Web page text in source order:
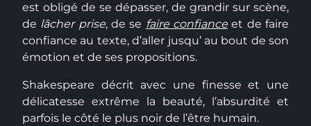
est obligé de se dépasser, de grandir sur scène,
de lâcher prise, de se faire confiance et de faire
confiance au texte, d’aller jusqu’ au bout de son
émotion et de ses propositions.
Shakespeare décrit avec une finesse et une
délicatesse extrême la beauté, l’absurdité et
parfois le côté le plus noir de l’être humain.